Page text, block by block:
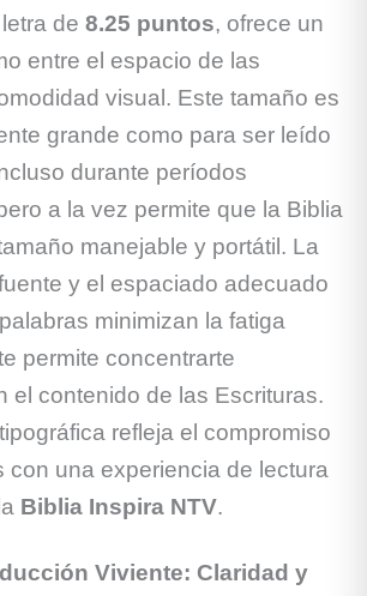
de 8.25 puntos, ofrece un
entre el espacio de las
visual. Este tamaño es
grande como para ser leído
durante períodos
a la vez permite que la Biblia
manejable y portátil. La
y el espaciado adecuado
minimizan la fatiga
permite concentrarte
el contenido de las Escrituras.
refleja el compromiso
con una experiencia de lectura
Biblia Inspira NTV.
Viviente: Claridad y